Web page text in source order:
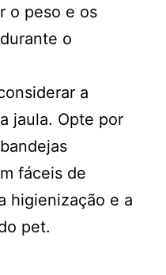
o peso e os
o
a
jaula. Opte por
fáceis de
higienização e a
pet.